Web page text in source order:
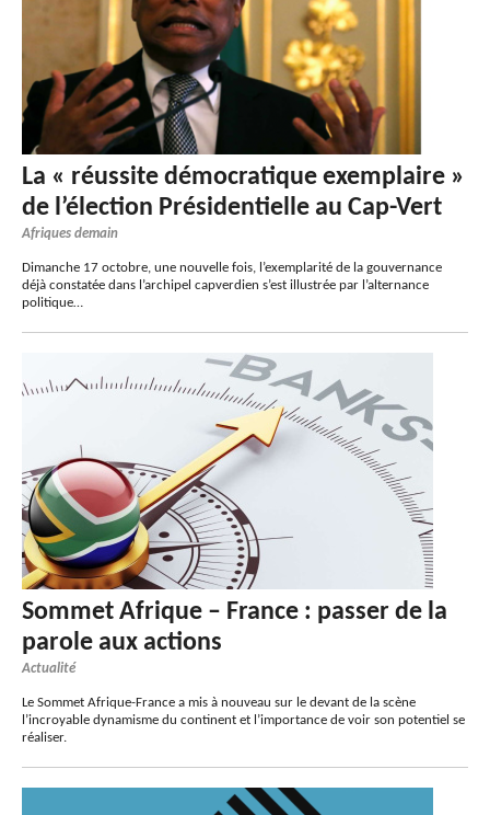
La « réussite démocratique exemplaire »
de l’élection Présidentielle au Cap-Vert
Afriques demain
Dimanche 17 octobre, une nouvelle fois, l’exemplarité de la gouvernance
déjà constatée dans l’archipel capverdien s’est illustrée par l’alternance
politique…
Sommet Afrique – France : passer de la
parole aux actions
Actualité
Le Sommet Afrique-France a mis à nouveau sur le devant de la scène
l’incroyable dynamisme du continent et l’importance de voir son potentiel se
réaliser.